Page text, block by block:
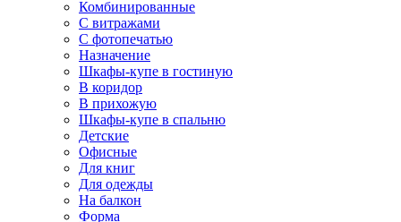
Комбинированные
С витражами
С фотопечатью
Назначение
Шкафы-купе в гостиную
В коридор
В прихожую
Шкафы-купе в спальню
Детские
Офисные
Для книг
Для одежды
На балкон
Форма